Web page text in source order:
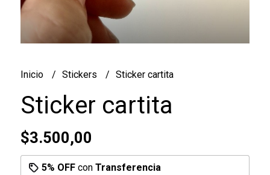
Inicio Stickers Sticker cartita
Sticker cartita
$3.500,00
5% OFFcon Transferencia